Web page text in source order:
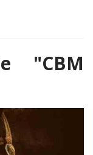
"CBM